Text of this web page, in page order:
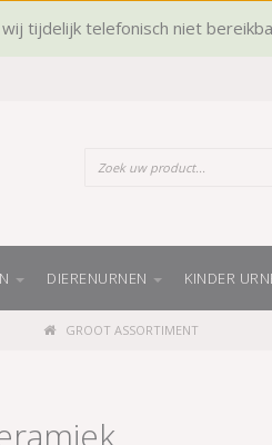
tijdelijk telefonisch niet
DIERENURNEN KINDER
GROOT ASSORTIMENT